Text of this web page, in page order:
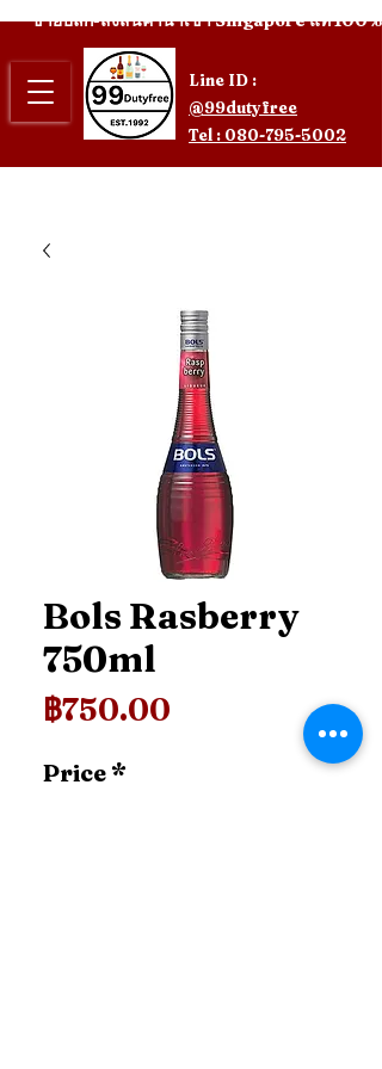
Line ID :
@99dutyfree
Tel : 080-795-5002
ขายปลีก-ส่งสินค้านำเข้า Singapore แท้ 100%
Bols Rasberry
750ml
฿750.00
Price *